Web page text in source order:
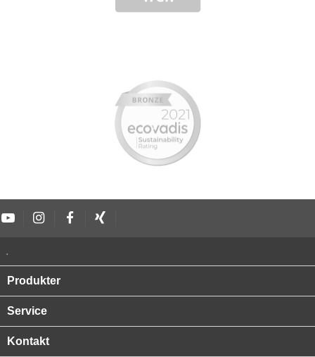
.
Produkter
Service
Kontakt